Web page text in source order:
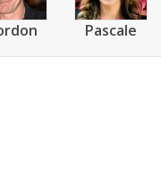
Pascale